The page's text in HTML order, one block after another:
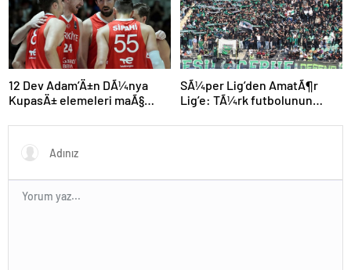
12 Dev Adam’Ä±n DÃ¼nya
KupasÄ± elemeleri maÃ§
SÃ¼per Lig’den AmatÃ¶r
Lig’e: TÃ¼rk futbolunun
gÃ¶rdÃ¼